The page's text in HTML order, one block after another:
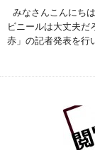
みなさんこんにち
ビニールは大丈夫
赤」の記者発表を行